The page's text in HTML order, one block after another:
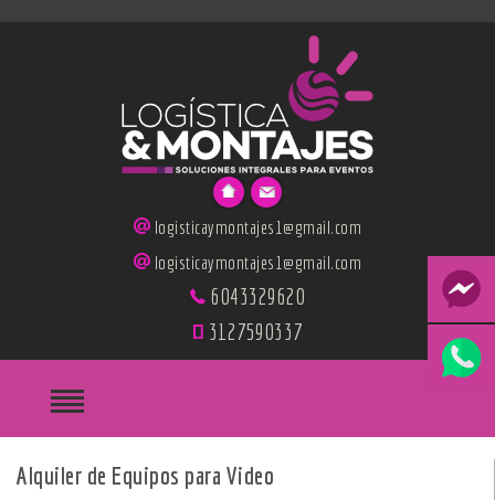
logisticaymontajes1@gmail.com
logisticaymontajes1@gmail.com
6043329620
3127590337
Alquiler de Equipos para Video